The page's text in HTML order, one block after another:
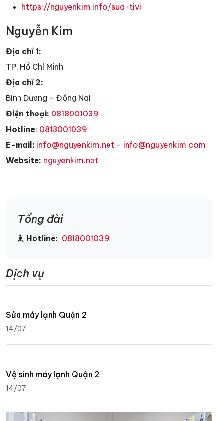
https://nguyenkim.info/sua-tivi
Nguyễn Kim
Địa chỉ 1:
TP. Hồ Chí Minh
Địa chỉ 2:
Bình Dương - Đồng Nai
Điện thoại: 0818001039
Hotline: 0818001039
E-mail: info@nguyenkim.net - info@nguyenkim.com
Website: nguyenkim.net
Tổng đài
Hotline: 0818001039
Dịch vụ
Sửa máy lạnh Quận 2
14/07
Vệ sinh máy lạnh Quận 2
14/07